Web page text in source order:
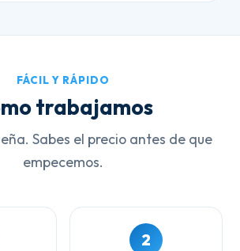
FÁCIL Y RÁPIDO
trabajamos
Sabes el precio antes de que
empecemos.
2